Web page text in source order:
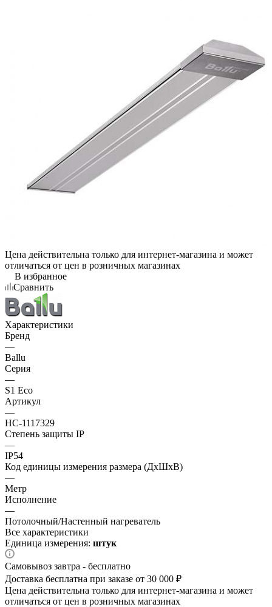
Цена действительна только для интернет-магазина и может
отличаться от цен в розничных магазинах
В избранное
Сравнить
Характеристики
Бренд
—
Ballu
Серия
—
S1 Eco
Артикул
—
НС-1117329
Степень защиты IP
—
IP54
Код единицы измерения размера (ДхШхВ)
—
Метр
Исполнение
—
Потолочный/Настенный нагреватель
Все характеристики
Единица измерения: штук
Самовывоз завтра - бесплатно
Доставка бесплатна при заказе от 30 000 ₽
Цена действительна только для интернет-магазина и может
отличаться от цен в розничных магазинах